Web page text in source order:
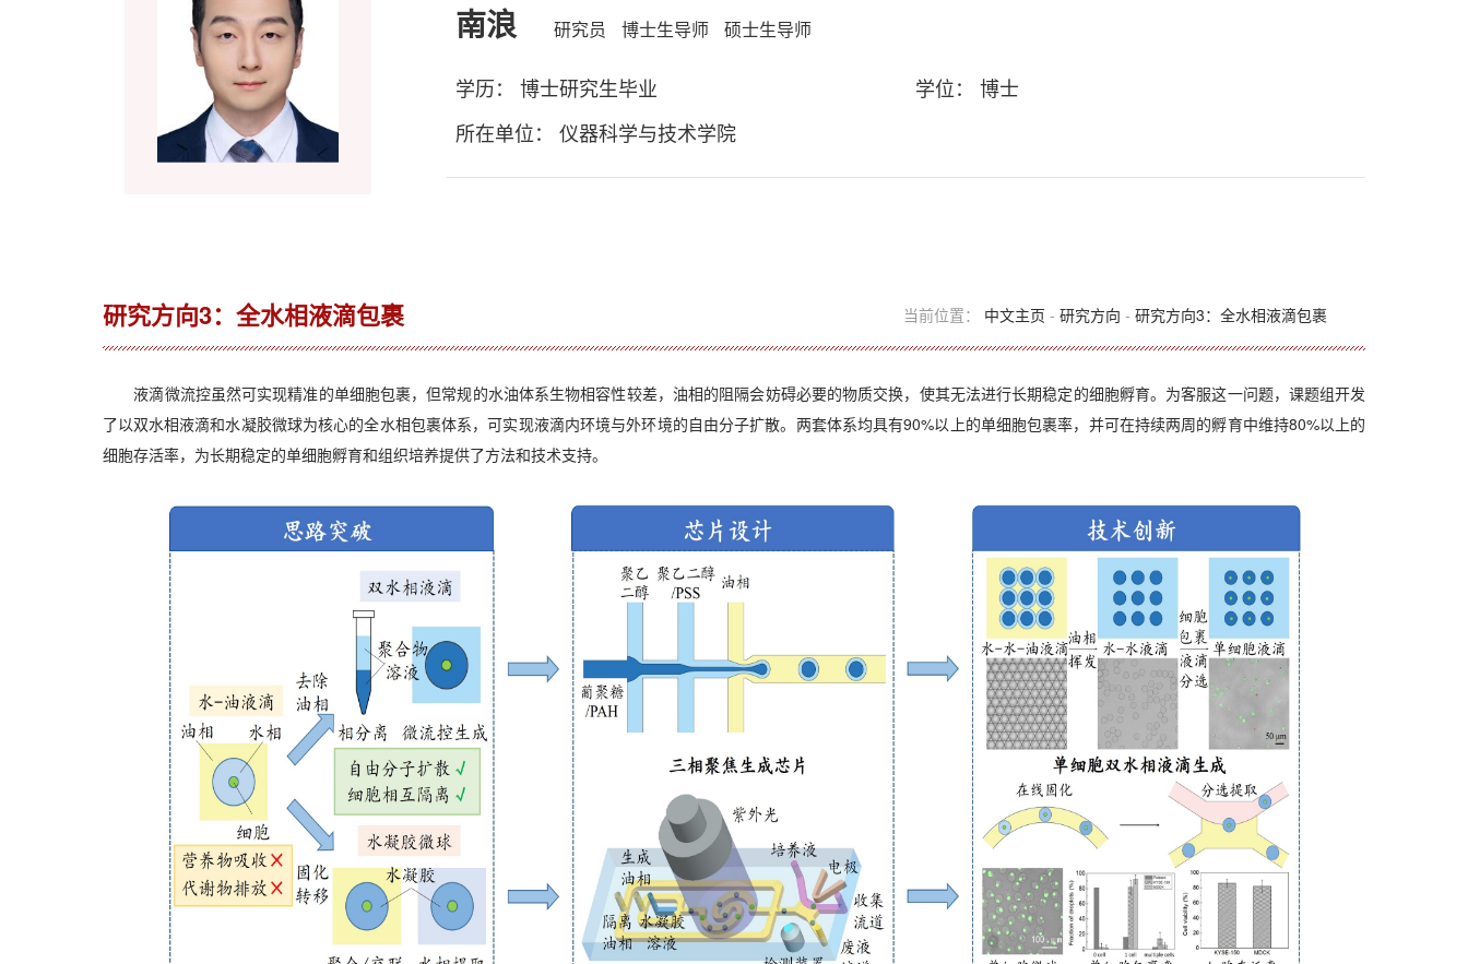
南浪 研究员 博士生导师 硕士生导师
学历： 博士研究生毕业
学位： 博士
所在单位： 仪器科学与技术学院
研究方向3：全水相液滴包裹 当前位置： 中文主页 -研究方向 -研究方向3：全水相液滴包裹
液滴微流控虽然可实现精准的单细胞包裹，但常规的水油体系生物相容性较差，油相的阻隔会妨碍必要的物质交换，使其无法进行长期稳定的细胞孵育。为客服这一问题，课题组开发
了以双水相液滴和水凝胶微球为核心的全水相包裹体系，可实现液滴内环境与外环境的自由分子扩散。两套体系均具有90%以上的单细胞包裹率，并可在持续两周的孵育中维持80%以上的
细胞存活率，为长期稳定的单细胞孵育和组织培养提供了方法和技术支持。